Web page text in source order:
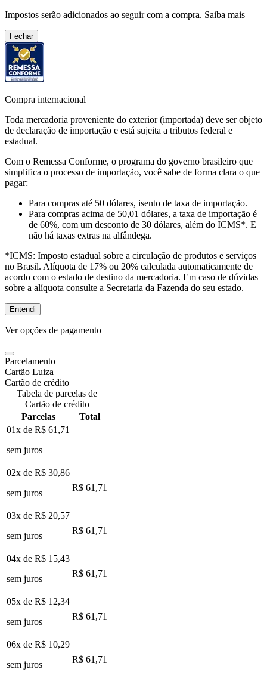
Impostos serão adicionados ao seguir com a compra. Saiba mais
Fechar
Compra internacional
Toda mercadoria proveniente do exterior (importada) deve ser objeto
de declaração de importação e está sujeita a tributos federal e
estadual.
Com o Remessa Conforme, o programa do governo brasileiro que
simplifica o processo de importação, você sabe de forma clara o que
pagar:
Para compras até 50 dólares, isento de taxa de importação.
Para compras acima de 50,01 dólares, a taxa de importação é
de 60%, com um desconto de 30 dólares, além do ICMS*. E
não há taxas extras na alfândega.
*ICMS: Imposto estadual sobre a circulação de produtos e serviços
no Brasil. Alíquota de 17% ou 20% calculada automaticamente de
acordo com o estado de destino da mercadoria. Em caso de dúvidas
sobre a alíquota consulte a Secretaria da Fazenda do seu estado.
Entendi
Ver opções de pagamento
Parcelamento
Cartão Luiza
Cartão de crédito
Tabela de parcelas de
Cartão de crédito
Parcelas
Total
01x de R$ 61,71
sem juros
02x de R$ 30,86
sem juros
R$ 61,71
03x de R$ 20,57
sem juros
R$ 61,71
04x de R$ 15,43
sem juros
R$ 61,71
05x de R$ 12,34
sem juros
R$ 61,71
06x de R$ 10,29
sem juros
R$ 61,71